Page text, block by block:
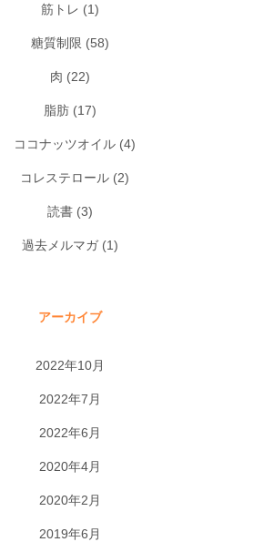
筋トレ (1)
糖質制限 (58)
肉 (22)
脂肪 (17)
ココナッツオイル (4)
コレステロール (2)
読書 (3)
過去メルマガ(1)
アーカイブ
2022年10月
2022年7月
2022年6月
2020年4月
2020年2月
2019年6月